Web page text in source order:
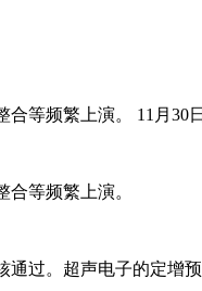
等频繁上演。 11月30
等频繁上演。
过。超声电子的定增